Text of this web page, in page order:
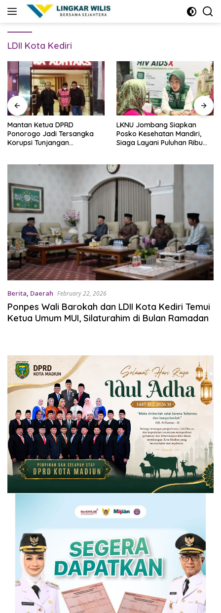
LDII Kota Kediri
Mantan Ketua DPRD
Ponorogo Jadi Tersangka
Korupsi Tunjangan
LKNU Jombang Siapkan
Posko Kesehatan Mandiri,
Siaga Layani Puluhan Ribu
Berita, Daerah February 22, 2026
Ponpes Wali Barokah dan LDII Kota Kediri Temui
Ketua Umum MUI, Silaturahim di Bulan Ramadan